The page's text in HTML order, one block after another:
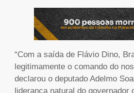
“Com a saída de Flávio Dino,
legitimamente o comando do
declarou o deputado Adelmo
liderança natural do governador